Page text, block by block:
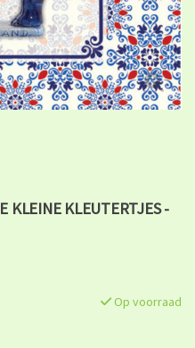
KLEINE KLEUTERTJES -
Op voorraad